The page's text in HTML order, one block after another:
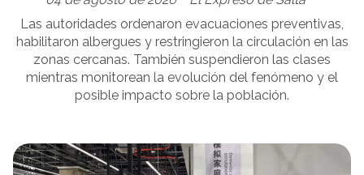
Las autoridades ordenaron evacuaciones preventivas,
habilitaron albergues y restringieron la circulación en las
zonas cercanas. También suspendieron las clases
mientras monitorean la evolución del fenómeno y el
posible impacto sobre la población.